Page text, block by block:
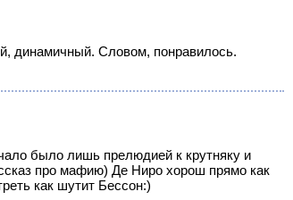
динамичный. Словом, понравилось.
было лишь прелюдией к крутняку и
про мафию) Де Ниро хорош прямо как
как шутит Бессон:)